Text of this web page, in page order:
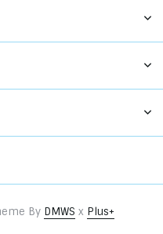
By DMWS x Plus+